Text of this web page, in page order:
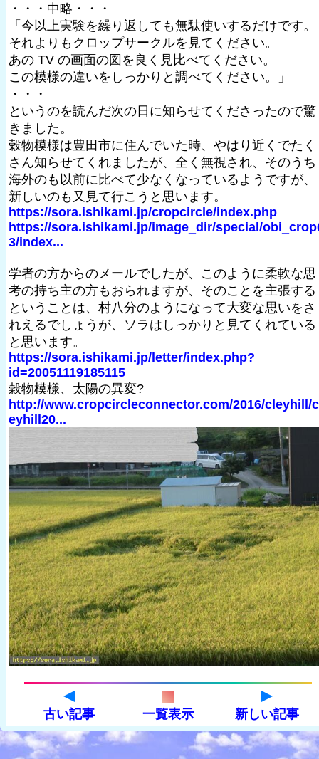
・・・中略・・・
「今以上実験を繰り返しても無駄使いするだけです。
それよりもクロップサークルを見てください。
あの TV の画面の図を良く見比べてください。
この模様の違いをしっかりと調べてください。」
・・・
というのを読んだ次の日に知らせてくださったので驚
きました。
穀物模様は豊田市に住んでいた時、やはり近くでたく
さん知らせてくれましたが、全く無視され、そのうち
海外のも以前に比べて少なくなっているようですが、
新しいのも又見て行こうと思います。
https://sora.ishikami.jp/cropcircle/index.php
https://sora.ishikami.jp/image_dir/special/
3/index...
学者の方からのメールでしたが、このように柔軟な思
考の持ち主の方もおられますが、そのことを主張する
ということは、村八分のようになって大変な思いをさ
れえるでしょうが、ソラはしっかりと見てくれている
と思います。
https://sora.ishikami.jp/letter/index.php?
id=20051119185115
穀物模様、太陽の異変?
http://www.cropcircleconnector.com/2016/cleyhill/
eyhill20...
古い記事 一覧表示 新しい記事